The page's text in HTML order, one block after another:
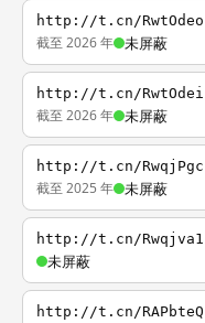
http://t.cn/RwtOdeo
截至 2026 年 未屏蔽
http://t.cn/RwtOdei
截至 2026 年 未屏蔽
http://t.cn/RwqjPgc
截至 2025 年 未屏蔽
http://t.cn/Rwqjva1
未屏蔽
http://t.cn/RAPbteQ